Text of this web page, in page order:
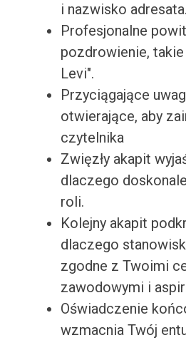
i nazwisko adresata.
Profesjonalne
pozdrowienie,
Levi".
Przyciągające
otwierające, aby
czytelnika
Zwięzły akapit
dlaczego
roli.
Kolejny akapit
dlaczego
zgodne z Twoimi
zawodowymi i
Oświadczenie
wzmacnia Twój